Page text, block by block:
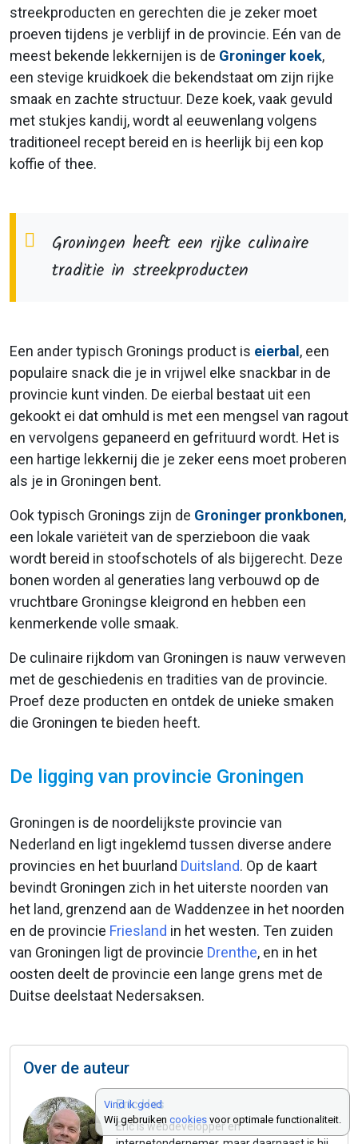
streekproducten en gerechten die je zeker moet
proeven tijdens je verblijf in de provincie. Eén van de
meest bekende lekkernijen is de Groninger koek,
een stevige kruidkoek die bekendstaat om zijn rijke
smaak en zachte structuur. Deze koek, vaak gevuld
met stukjes kandij, wordt al eeuwenlang volgens
traditioneel recept bereid en is heerlijk bij een kop
koffie of thee.
Groningen heeft een rijke culinaire
traditie in streekproducten
Een ander typisch Gronings product is eierbal , een
populaire snack die je in vrijwel elke snackbar in de
provincie kunt vinden. De eierbal bestaat uit een
gekookt ei dat omhuld is met een mengsel van ragout
en vervolgens gepaneerd en gefrituurd wordt. Het is
een hartige lekkernij die je zeker eens moet proberen
als je in Groningen bent.
Ook typisch Gronings zijn de Groninger pronkbonen,
een lokale variëteit van de sperzieboon die vaak
wordt bereid in stoofschotels of als bijgerecht. Deze
bonen worden al generaties lang verbouwd op de
vruchtbare Groningse kleigrond en hebben een
kenmerkende volle smaak.
De culinaire rijkdom van Groningen is nauw verweven
met de geschiedenis en tradities van de provincie.
Proef deze producten en ontdek de unieke smaken
die Groningen te bieden heeft.
De ligging van provincie Groningen
Groningen is de noordelijkste provincie van
Nederland en ligt ingeklemd tussen diverse andere
provincies en het buurland Duitsland. Op de kaart
bevindt Groningen zich in het uiterste noorden van
het land, grenzend aan de Waddenzee in het noorden
en de provincie Friesland in het westen. Ten zuiden
van Groningen ligt de provincie Drenthe, en in het
oosten deelt de provincie een lange grens met de
Duitse deelstaat Nedersaksen.
Over de auteur
Eric Hes
Eric is webdevelopper en
Vind ik goed
Wij gebruiken cookies voor optimale functionaliteit.